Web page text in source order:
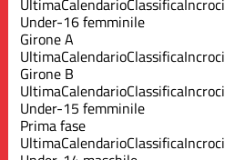
Under-16 femminile
Girone A
UltimaCalendarioClassificaIncroci
Girone B
UltimaCalendarioClassificaIncroci
Under-15 femminile
Prima fase
UltimaCalendarioClassificaIncroci